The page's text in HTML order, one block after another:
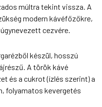
múltra tekint vissza. A
modern kávéfőzőkre,
cezvére.
készül, hosszú
A török kávé
és a cukrot (ízlés szerint) a
folyamatos kevergetés